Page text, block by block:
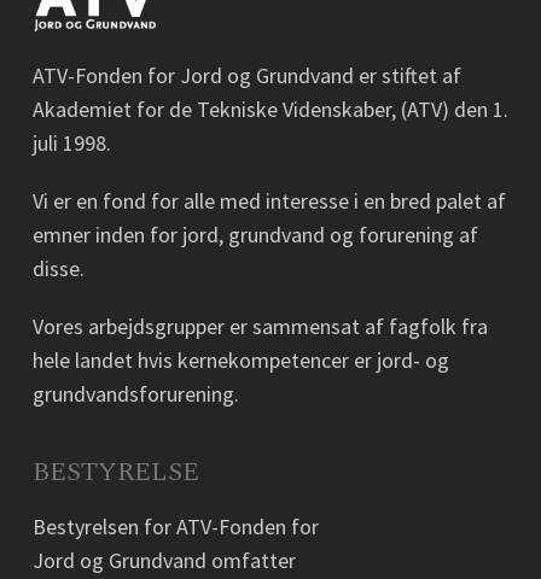
ATV-Fonden for Jord og Grundvand er stiftet af
Akademiet for de Tekniske Videnskaber, (ATV) den 1.
juli 1998.
Vi er en fond for alle med interesse i en bred palet af
emner inden for jord, grundvand og forurening af
disse.
Vores arbejdsgrupper er sammensat af fagfolk fra
hele landet hvis kernekompetencer er jord- og
grundvandsforurening.
BESTYRELSE
Bestyrelsen for ATV-Fonden for
Jord og Grundvand omfatter